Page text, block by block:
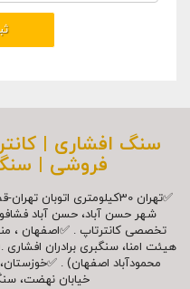
سنگ افشاری |
فروشی |
✅تهران 30کیلومتری اتوبان
شهر حسن آباد، حسن آباد
تخصصی کانترتاپ . ✅اصفهان ،
هیئت امنا، سنگبری برادران
محمودآباد اصفهان) .
خیابان نهضت،